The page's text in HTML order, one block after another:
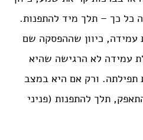
כל כך – תלך מיד להתפנות.
כיוון שההפסקה שם
עמידה לא הרגישה שהיא
תפילתה. ורק אם היא במצב
תלך להתפנות (פניני